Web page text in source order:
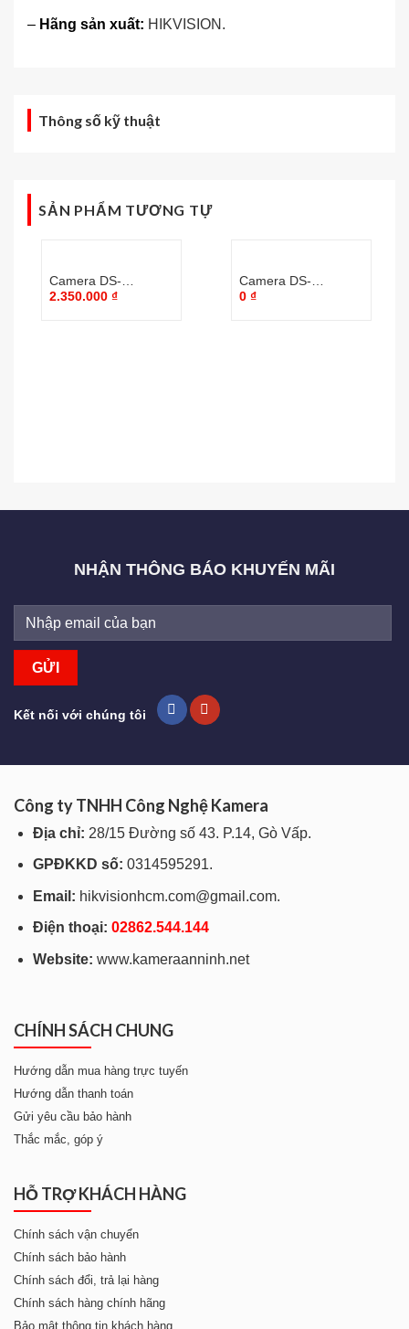
– Hãng sản xuất: HIKVISION.
Thông số kỹ thuật
SẢN PHẨM TƯƠNG TỰ
Camera DS-
2CD1043G0-I
2.350.000 ₫
Camera DS-
2CV2U21FD-IW
0 ₫
NHẬN THÔNG BÁO KHUYẾN MÃI
Kết nối với chúng tôi
Công ty TNHH Công Nghệ Kamera
Địa chỉ: 28/15 Đường số 43. P.14, Gò Vấp.
GPĐKKD số: 0314595291.
Email: hikvisionhcm.com@gmail.com.
Điện thoại: 02862.544.144
Website: www.kameraanninh.net
CHÍNH SÁCH CHUNG
Hướng dẫn mua hàng trực tuyến
Hướng dẫn thanh toán
Gửi yêu cầu bảo hành
Thắc mắc, góp ý
HỖ TRỢ KHÁCH HÀNG
Chính sách vận chuyển
Chính sách bảo hành
Chính sách đổi, trả lại hàng
Chính sách hàng chính hãng
Bảo mật thông tin khách hàng